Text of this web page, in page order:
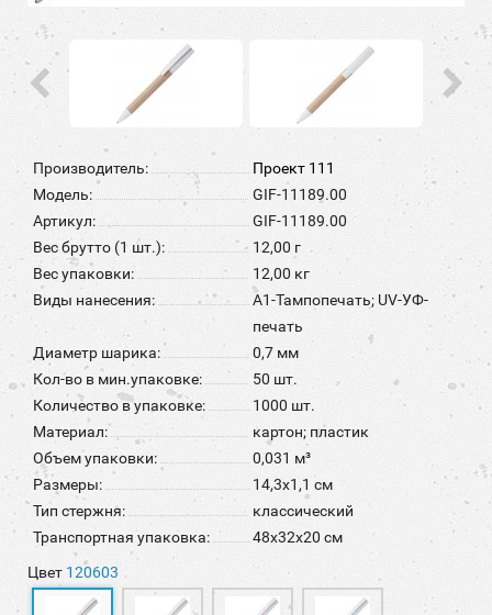
Производитель:
Проект 111
Модель:
GIF-11189.00
Артикул:
GIF-11189.00
Вес брутто (1 шт.):
12,00 г
Вес упаковки:
12,00 кг
Виды нанесения:
A1-Тампопечать; UV-УФ-
печать
Диаметр шарика:
0,7 мм
Кол-во в мин.упаковке:
50 шт.
Количество в упаковке:
1000 шт.
Материал:
картон; пластик
Объем упаковки:
0,031 м³
Размеры:
14,3х1,1 см
Тип стержня:
классический
Транспортная упаковка:
48x32x20 см
Цвет 120603